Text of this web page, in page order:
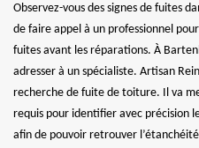
Observez-vous des signes de fuites
de faire appel à un professionnel
fuites avant les réparations. À
adresser à un spécialiste. Artisan
recherche de fuite de toiture. Il va
requis pour identifier avec précision
afin de pouvoir retrouver